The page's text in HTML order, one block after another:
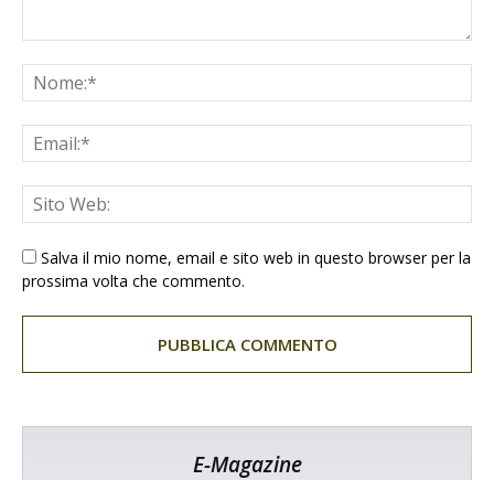
Salva il mio nome, email e sito web in questo browser per la
prossima volta che commento.
E-Magazine